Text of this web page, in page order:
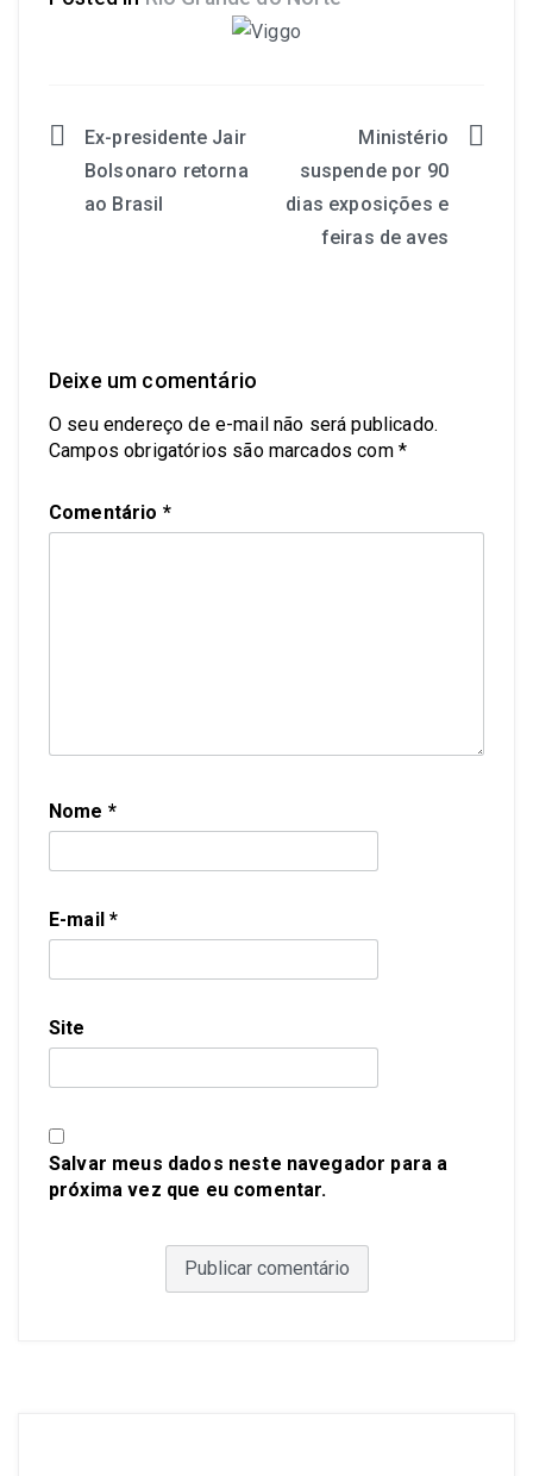
Ex-presidente Jair
Bolsonaro retorna
ao Brasil
Ministério
suspende por 90
dias exposições e
feiras de aves
Deixe um comentário
O seu endereço de e-mail não será publicado.
Campos obrigatórios são marcados com *
Comentário *
Nome *
E-mail*
Site
Salvar meus dados neste navegador para a
próxima vez que eu comentar.